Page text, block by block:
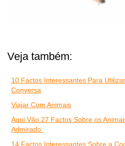
Veja também:
10 Factos Interessantes Para
Conversa
Viajar Com Animais
Aqui Vão 27 Factos Sobre os
Admirado.
14 Factos Interessantes Sobre a